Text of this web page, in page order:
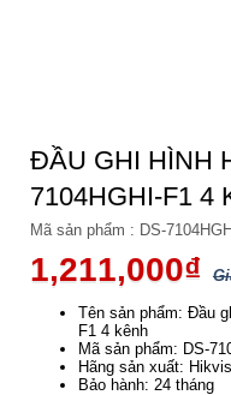
ĐẦU GHI HÌNH
7104HGHI-F1 4
Mã sản phẩm : DS-
1,211,000₫
Tên sản phẩm: Đầu
F1 4 kênh
Mã sản phẩm: DS-
Hãng sản xuất:
Bảo hành: 24 tháng